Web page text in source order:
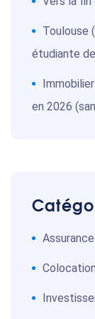
Toulouse
étudiante
en 2026
Assurance
Colocation